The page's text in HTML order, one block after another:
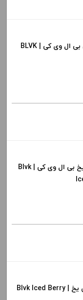
گزینه های محصول را
جویس خامه توت فرنگی بی ال وی کی | BLVK
گزینه های محصول را
جویس توت فرنگی هلو یخ بی ال وی کی | Blvk
جویس توت فرنگی کیوی یخ | Blvk Iced Berry